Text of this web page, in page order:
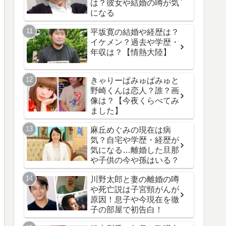
は？彼女や結婚の噂が気
になる
平坂寛の結婚や経歴は？
イケメン？過去や学歴・
年収は？【情熱大陸】
きゃりーぱみゅぱみゅと
野崎くんは恋人？誰？画
像は？【今夜くらべてみ
ました】
麻丘めぐみの現在は病
気？自宅や学歴・経歴が
気になる…離婚した旦那
や子供の今や孫はいる？
川野太郎と妻の離婚の噂
や死亡説は子宮頸がんが
原因！息子や今現在を徹
子の部屋で初告白！